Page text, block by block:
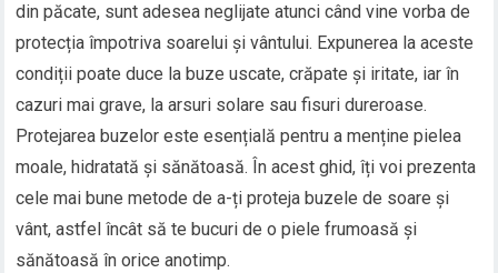
din păcate, sunt adesea neglijate atunci când vine vorba de
protecția împotriva soarelui și vântului. Expunerea la aceste
condiții poate duce la buze uscate, crăpate și iritate, iar în
cazuri mai grave, la arsuri solare sau fisuri dureroase.
Protejarea buzelor este esențială pentru a menține pielea
moale, hidratată și sănătoasă. În acest ghid, îți voi prezenta
cele mai bune metode de a-ți proteja buzele de soare și
vânt, astfel încât să te bucuri de o piele frumoasă și
sănătoasă în orice anotimp.